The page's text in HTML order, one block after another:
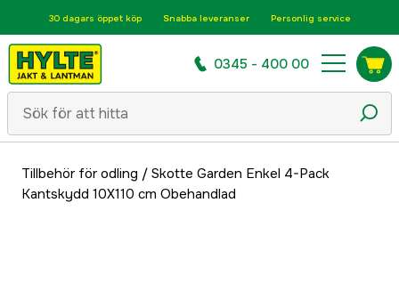
30 dagars öppet köp Snabba leveranser Personlig service
0345 - 400 00
Tillbehör för odling / Skotte Garden Enkel 4-Pack
Kantskydd 10X110 cm Obehandlad